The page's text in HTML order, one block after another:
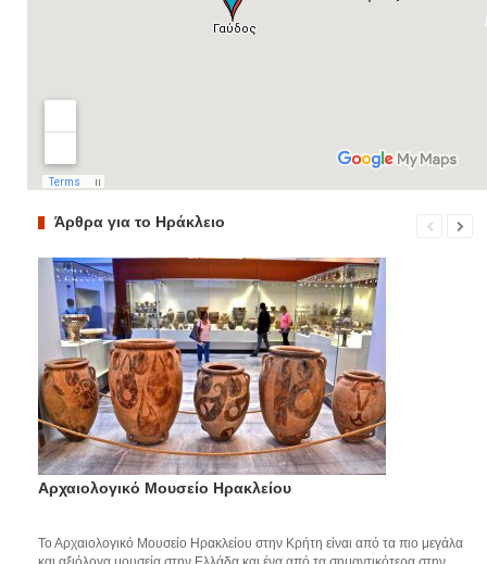
Άρθρα για το Ηράκλειο
Αρχαιολογικό Μουσείο Ηρακλείου
Το Αρχαιολογικό Μουσείο Ηρακλείου στην Κρήτη είναι από τα πιο μεγάλα